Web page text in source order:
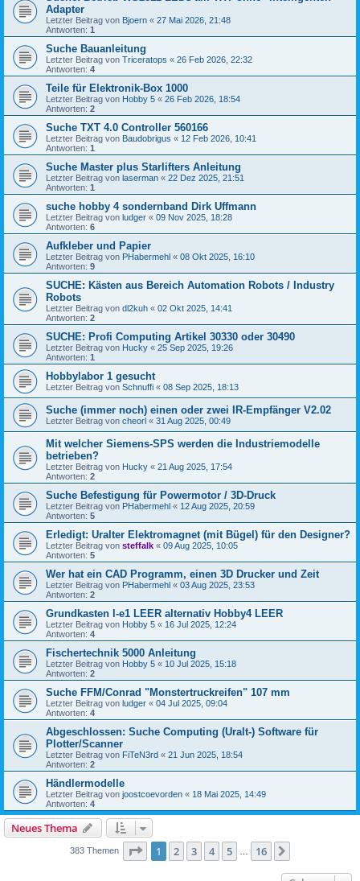
Adapter
Letzter Beitrag von Bjoern « 27 Mai 2026, 21:48
Antworten: 1
Suche Bauanleitung
Letzter Beitrag von Triceratops « 26 Feb 2026, 22:32
Antworten: 4
Teile für Elektronik-Box 1000
Letzter Beitrag von Hobby 5 « 26 Feb 2026, 18:54
Antworten: 2
Suche TXT 4.0 Controller 560166
Letzter Beitrag von Baudobrigus « 12 Feb 2026, 10:41
Antworten: 1
Suche Master plus Starlifters Anleitung
Letzter Beitrag von laserman « 22 Dez 2025, 21:51
Antworten: 1
suche hobby 4 sondernband Dirk Uffmann
Letzter Beitrag von ludger « 09 Nov 2025, 18:28
Antworten: 6
Aufkleber und Papier
Letzter Beitrag von PHabermehl « 08 Okt 2025, 16:10
Antworten: 9
SUCHE: Kästen aus Bereich Automation Robots / Industry
Robots
Letzter Beitrag von dl2kuh « 02 Okt 2025, 14:41
Antworten: 2
SUCHE: Profi Computing Artikel 30330 oder 30490
Letzter Beitrag von Hucky « 25 Sep 2025, 19:26
Antworten: 1
Hobbylabor 1 gesucht
Letzter Beitrag von Schnuffi « 08 Sep 2025, 18:13
Suche (immer noch) einen oder zwei IR-Empfänger V2.02
Letzter Beitrag von cheorl « 31 Aug 2025, 00:49
Mit welcher Siemens-SPS werden die Industriemodelle
betrieben?
Letzter Beitrag von Hucky « 21 Aug 2025, 17:54
Antworten: 2
Suche Befestigung für Powermotor / 3D-Druck
Letzter Beitrag von PHabermehl « 12 Aug 2025, 20:59
Antworten: 5
Erledigt: Uralter Elektromagnet (mit Bügel) für den Designer?
Letzter Beitrag von steffalk « 09 Aug 2025, 10:05
Antworten: 5
Wer hat ein CAD Programm, einen 3D Drucker und Zeit
Letzter Beitrag von PHabermehl « 03 Aug 2025, 23:53
Antworten: 2
Grundkasten l-e1 LEER alternativ Hobby4 LEER
Letzter Beitrag von Hobby 5 « 16 Jul 2025, 12:24
Antworten: 4
Fischertechnik 5000 Anleitung
Letzter Beitrag von Hobby 5 « 10 Jul 2025, 15:18
Antworten: 2
Suche FFM/Conrad "Monstertruckreifen" 107 mm
Letzter Beitrag von ludger « 04 Jul 2025, 09:04
Antworten: 4
Abgeschlossen: Suche Computing (Uralt-) Software für
Plotter/Scanner
Letzter Beitrag von FiTeN3rd « 21 Jun 2025, 18:54
Antworten: 2
Händlermodelle
Letzter Beitrag von joostcoevorden « 18 Mai 2025, 14:49
Antworten: 4
Neues Thema
383 Themen Seite 1von 16
1 2 3 4 5 16